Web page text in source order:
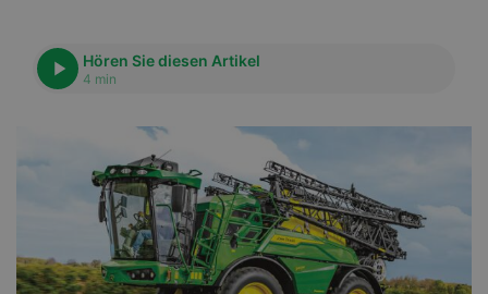
Hören Sie diesen Artikel
4 min